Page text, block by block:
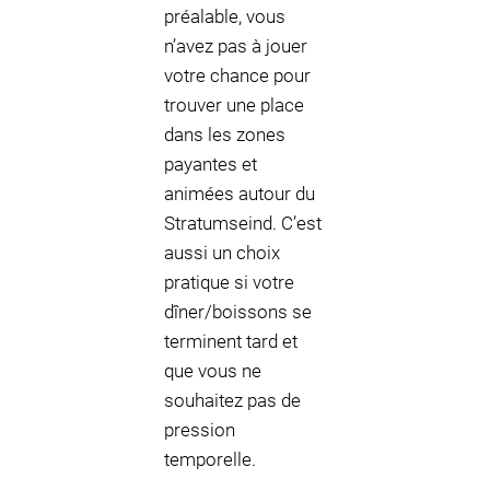
préalable, vous
n’avez pas à jouer
votre chance pour
trouver une place
dans les zones
payantes et
animées autour du
Stratumseind. C’est
aussi un choix
pratique si votre
dîner/boissons se
terminent tard et
que vous ne
souhaitez pas de
pression
temporelle.